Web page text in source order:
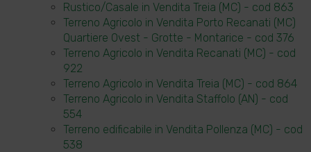
Rustico/Casale in Vendita Treia (MC) - cod 863
Terreno Agricolo in Vendita Porto Recanati (MC)
Quartiere Ovest - Grotte - Montarice - cod 376
Terreno Agricolo in Vendita Recanati (MC) - cod
922
Terreno Agricolo in Vendita Treia (MC) - cod 864
Terreno Agricolo in Vendita Staffolo (AN) - cod
554
Terreno edificabile in Vendita Pollenza (MC) - cod
538